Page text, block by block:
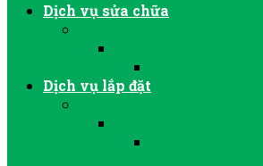
Dịch vụ sửa chữa
Dịch vụ lắp đặt